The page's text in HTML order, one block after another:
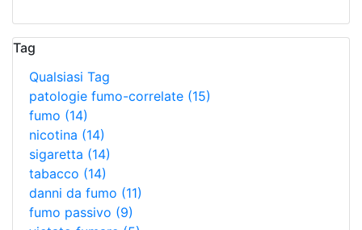
Tag
Qualsiasi Tag
patologie fumo-correlate (15)
fumo (14)
nicotina (14)
sigaretta (14)
tabacco (14)
danni da fumo (11)
fumo passivo (9)